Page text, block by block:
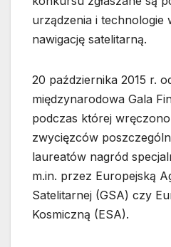
urządzenia i technologie
nawigację satelitarną.
20 października 2015 r.
międzynarodowa Gala
podczas której
zwycięzców
laureatów nagród
m.in. przez Europejską
Satelitarnej (GSA) czy
Kosmiczną (ESA).